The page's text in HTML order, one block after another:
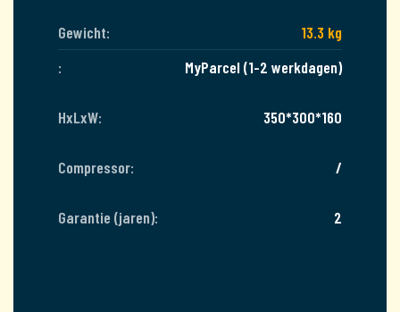
Gewicht:
13.3 kg
:
MyParcel (1-2 werkdagen)
HxLxW: 350*300*160
Compressor: /
Garantie (jaren): 2